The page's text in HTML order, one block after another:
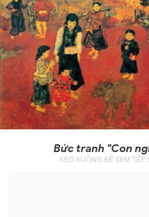
Bức tranh "Con